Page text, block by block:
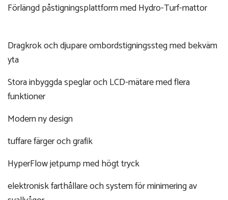
Förlängd påstigningsplattform med Hydro-Turf-mattor
Dragkrok och djupare ombordstigningssteg med bekväm
yta
Stora inbyggda speglar och LCD-mätare med flera
funktioner
Modern ny design
tuffare färger och grafik
HyperFlow jetpump med högt tryck
elektronisk farthållare och system för minimering av